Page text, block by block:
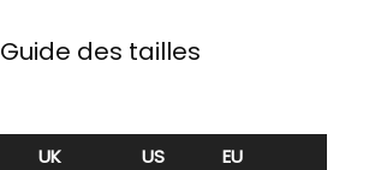
Guide des tailles
UK US
EU